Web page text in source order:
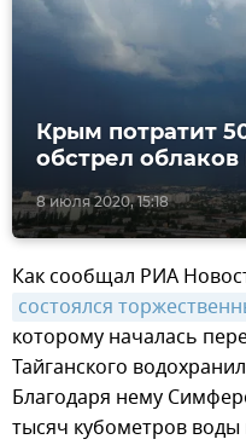
8 июля 2020, 15:18
Крым потратит
обстрел
Как сообщал РИА
состоялся
которому началась
Тайганского
Благодаря нему
тысяч кубометров воды